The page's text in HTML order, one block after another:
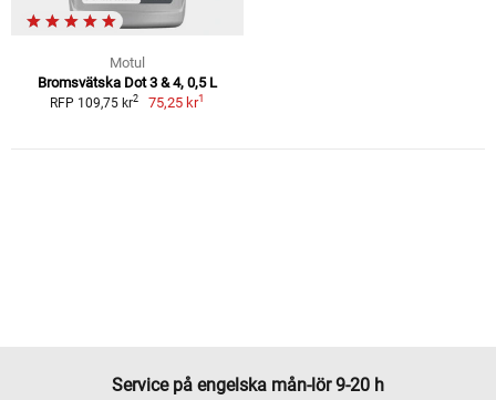
Motul
Bromsvätska Dot 3 & 4, 0,5 L
RFP 109,75 kr2 75,25 kr1
Service på engelska mån-lör 9-20 h